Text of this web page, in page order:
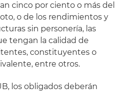
cinco por ciento o más del
o de los rendimientos y
sin personería, las
tengan la calidad de
constituyentes o
entre otros.
los obligados deberán